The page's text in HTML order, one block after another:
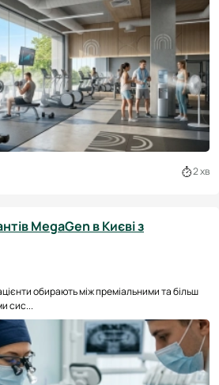
2 хв
MegaGen в Києві з
обирають між преміальними та більш
сис...